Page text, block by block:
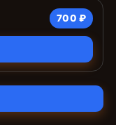
700 ₽